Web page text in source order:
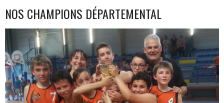
NOS CHAMPIONS DÉPARTEMENTAL